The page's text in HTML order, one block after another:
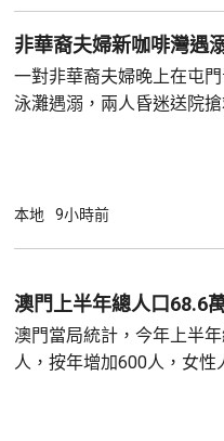
身體多處受傷，昏迷送往北
周五早上8時許證實死亡。
非華裔夫婦新咖啡灣
一對非華裔夫婦晚上在屯
泳灘遇溺，兩人昏迷送院搶救。 警方
本地 9小時前
澳門上半年總人口68.6
澳門當局統計，今年上半
人，按年增加600人，女性